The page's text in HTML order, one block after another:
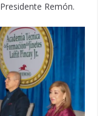
Remón.